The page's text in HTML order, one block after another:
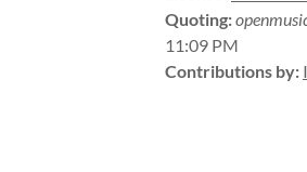
Quoting:
11:09 PM
Contributions by: